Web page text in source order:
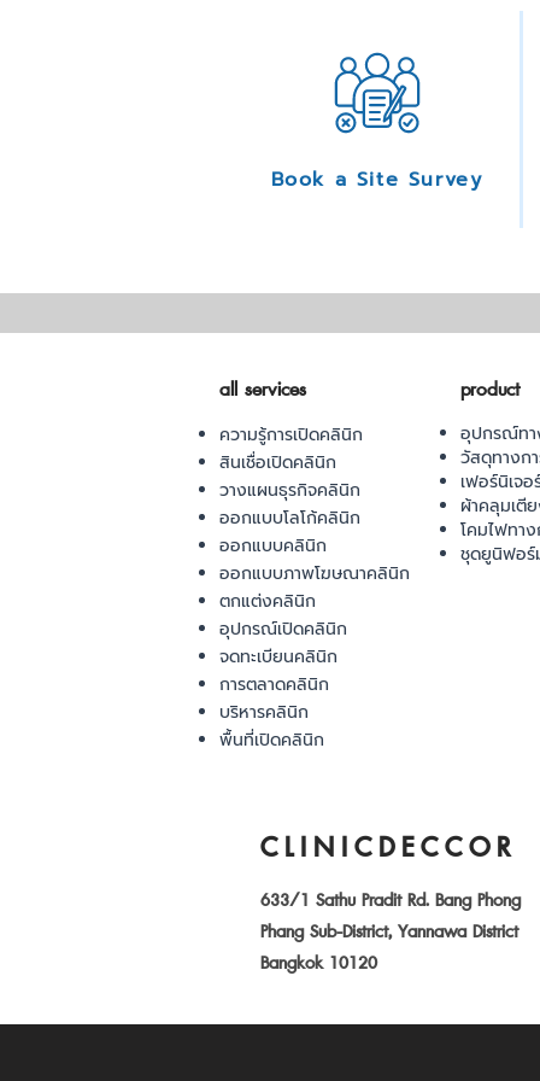
Book a Site Survey
all services
ความรู้การเปิดคลินิก
สินเชื่อเปิดคลินิก
วางแผนธุรกิจคลินิก
ออกแบบโลโก้คลินิก
ออกแบบคลินิก
ออกแบบภาพโฆษณาคลินิก
ตกแต่งคลินิก
อุปกรณ์เปิดคลินิก
จดทะเบียนคลินิก
การตลาดคลินิก
บริหารคลินิก
พื้นที่เปิดคลินิก
product
อุปกรณ์ทา
วัสดุทางก
เฟอร์นิเจ
ผ้าคลุมเตี
โคมไฟทา
ชุดยูนิฟอร์
CLINICDECCOR
633/1 Sathu Pradit Rd. Bang Phong
Phang Sub-District, Yannawa District
Bangkok 10120